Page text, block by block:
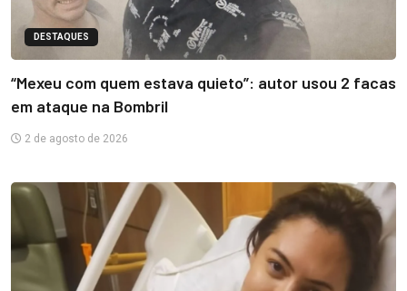
DESTAQUES
“Mexeu com quem estava quieto”: autor usou 2 facas
em ataque na Bombril
2 de agosto de 2026